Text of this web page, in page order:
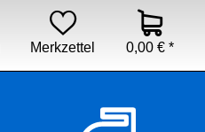

Merkzettel

0,00 € *